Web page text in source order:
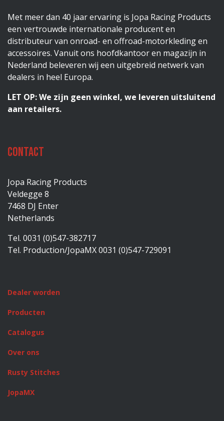
Met meer dan 40 jaar ervaring is Jopa Racing Products
een vertrouwde internationale producent en
distributeur van onroad- en offroad-motorkleding en
accessoires. Vanuit ons hoofdkantoor en magazijn in
Nederland beleveren wij een uitgebreid netwerk van
dealers in heel Europa.
LET OP: We zijn geen winkel, we leveren uitsluitend
aan retailers.
Contact
Jopa Racing Products
Veldegge 8
7468 DJ Enter
Netherlands
Tel. 0031 (0)547-382717
Tel. Production/JopaMX 0031 (0)547-729091
Dealer worden
Producten
Catalogus
Over ons
Rusty Stitches
JopaMX